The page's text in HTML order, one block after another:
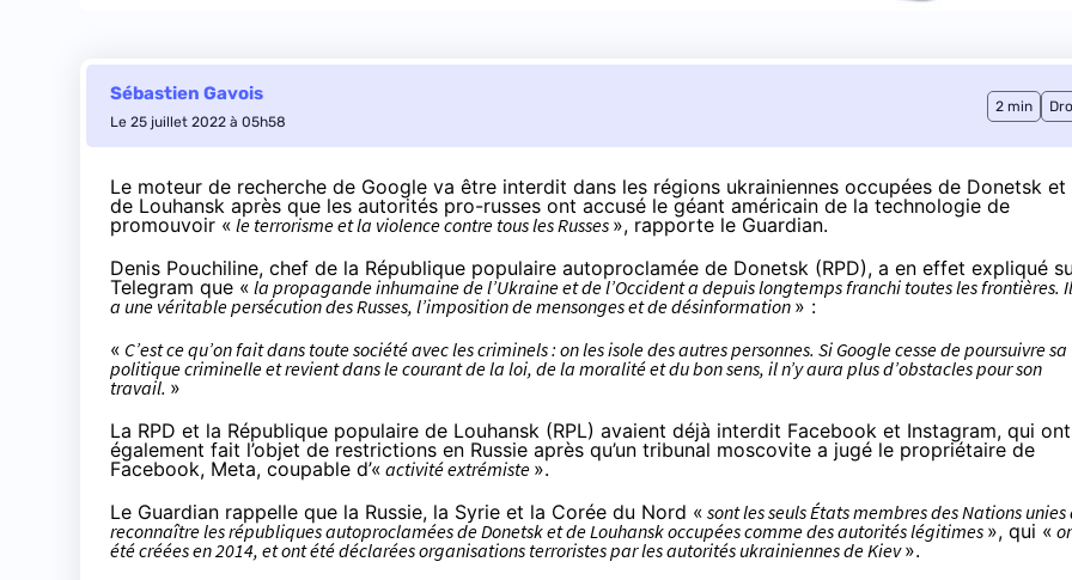
Sébastien Gavois
Le 25 juillet 2022 à 05h58
2 min
Le moteur de recherche de Google va être interdit dans les régions ukrainiennes occupées de Donetsk et
de Louhansk après que les autorités pro-russes ont accusé le géant américain de la technologie de
promouvoir « le terrorisme et la violence contre tous les Russes », rapporte le Guardian.
Denis Pouchiline, chef de la République populaire autoproclamée de Donetsk (RPD), a en effet expliqué
Telegram que « la propagande inhumaine de l’Ukraine et de l’Occident a depuis longtemps franchi toutes les frontières.
a une véritable persécution des Russes, l’imposition de mensonges et de désinformation » :
« C’est ce qu’on fait dans toute société avec les criminels : on les isole des autres personnes. Si Google cesse de poursuivre sa
politique criminelle et revient dans le courant de la loi, de la moralité et du bon sens, il n’y aura plus d’obstacles pour son
travail. »
La RPD et la République populaire de Louhansk (RPL) avaient déjà interdit Facebook et Instagram, qui ont
également fait l’objet de restrictions en Russie après qu’un tribunal moscovite a jugé le propriétaire de
Facebook, Meta, coupable d’« activité extrémiste ».
Le Guardian rappelle que la Russie, la Syrie et la Corée du Nord « sont les seuls États membres des Nations unies
reconnaître les républiques autoproclamées de Donetsk et de Louhansk occupées comme des autorités légitimes », qui «
été créées en 2014, et ont été déclarées organisations terroristes par les autorités ukrainiennes de Kiev».